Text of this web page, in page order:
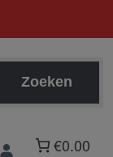
Zoeken
€0.00